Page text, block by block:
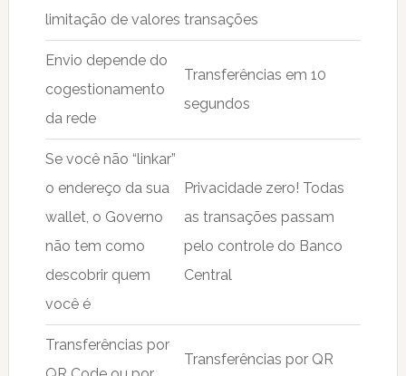
limitação de valores transações
Envio depende do
cogestionamento
da rede
Transferências em 10
segundos
Se você não “linkar”
o endereço da sua
wallet, o Governo
não tem como
descobrir quem
você é
Privacidade zero! Todas
as transações passam
pelo controle do Banco
Central
Transferências por
Transferências por QR